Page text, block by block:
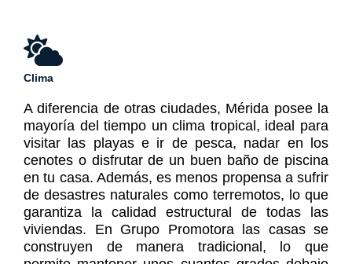
Clima
A diferencia de otras ciudades, Mérida posee la
mayoría del tiempo un clima tropical, ideal para
visitar las playas e ir de pesca, nadar en los
cenotes o disfrutar de un buen baño de piscina
en tu casa. Además, es menos propensa a sufrir
de desastres naturales como terremotos, lo que
garantiza la calidad estructural de todas las
viviendas. En Grupo Promotora las casas se
construyen de manera tradicional, lo que